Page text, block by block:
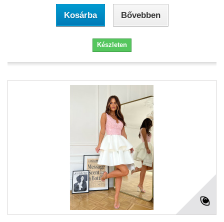
Kosárba Bővebben
Készleten